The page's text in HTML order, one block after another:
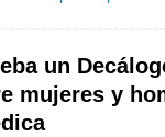
un
mujeres y